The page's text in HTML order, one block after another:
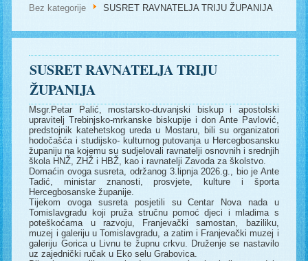
Bez kategorije SUSRET RAVNATELJA TRIJU ŽUPANIJA
SUSRET RAVNATELJA TRIJU
ŽUPANIJA
Msgr.Petar Palić, mostarsko-duvanjski biskup i apostolski
upravitelj Trebinjsko-mrkanske biskupije i don Ante Pavlović,
predstojnik katehetskog ureda u Mostaru, bili su organizatori
hodočašća i studijsko- kulturnog putovanja u Hercegbosansku
županiju na kojemu su sudjelovali ravnatelji osnovnih i srednjih
škola HNŽ, ZHŽ i HBŽ, kao i ravnatelji Zavoda za školstvo.
Domaćin ovoga susreta, održanog 3.lipnja 2026.g., bio je Ante
Tadić, ministar znanosti, prosvjete, kulture i športa
Hercegbosanske županije.
Tijekom ovoga susreta posjetili su Centar Nova nada u
Tomislavgradu koji pruža stručnu pomoć djeci i mladima s
poteškoćama u razvoju, Franjevački samostan, baziliku,
muzej i galeriju u Tomislavgradu, a zatim i Franjevački muzej i
galeriju Gorica u Livnu te župnu crkvu. Druženje se nastavilo
uz zajednički ručak u Eko selu Grabovica.